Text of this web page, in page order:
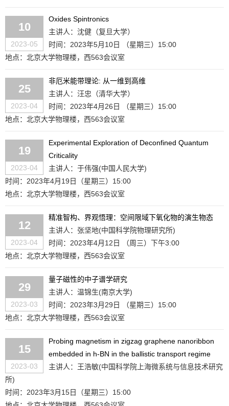
10
2023-05
Oxides Spintronics
主讲人：沈健（复旦大学）
时间：2023年5月10日 （星期三）15:00
地点：北京大学物理楼，西563会议室
25
2023-04
非厄米能带理论: 从一维到高维
主讲人：汪忠（清华大学）
时间：2023年4月26日 （星期三）15:00
地点：北京大学物理楼，西563会议室
19
2023-04
Experimental Exploration of Deconfined Quantum
Criticality
主讲人：于伟强(中国人民大学)
时间：2023年4月19日（星期三）15:00
地点：北京大学物理楼，西563会议室
12
2023-04
精准智构、界观悟理：空间限域下氧化物的演生物态
主讲人：张坚地(中国科学院物理研究所)
时间：2023年4月12日 （周三）下午3:00
地点：北京大学物理楼，西563会议室
29
2023-03
量子磁性的中子谱学研究
主讲人：温锦生(南京大学)
时间：2023年3月29日 （星期三）15:00
地点：北京大学物理楼，西563会议室
15
2023-03
Probing magnetism in zigzag graphene nanoribbon
embedded in h-BN in the ballistic transport regime
主讲人：王浩敏(中国科学院上海微系统与信息技术研究
所)
时间：2023年3月15日（星期三）15:00